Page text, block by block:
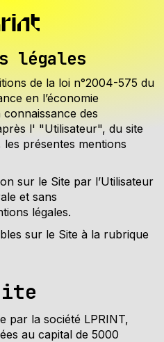
légales
de la loi n°2004-575 du
en l’économie
des
l' "Utilisateur", du site
présentes mentions
sur le Site par l’Utilisateur
et sans
légales.
sur le Site à la rubrique
par la société LPRINT,
au capital de 5000